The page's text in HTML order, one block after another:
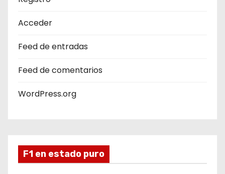
Acceder
Feed de entradas
Feed de comentarios
WordPress.org
F1 en estado puro